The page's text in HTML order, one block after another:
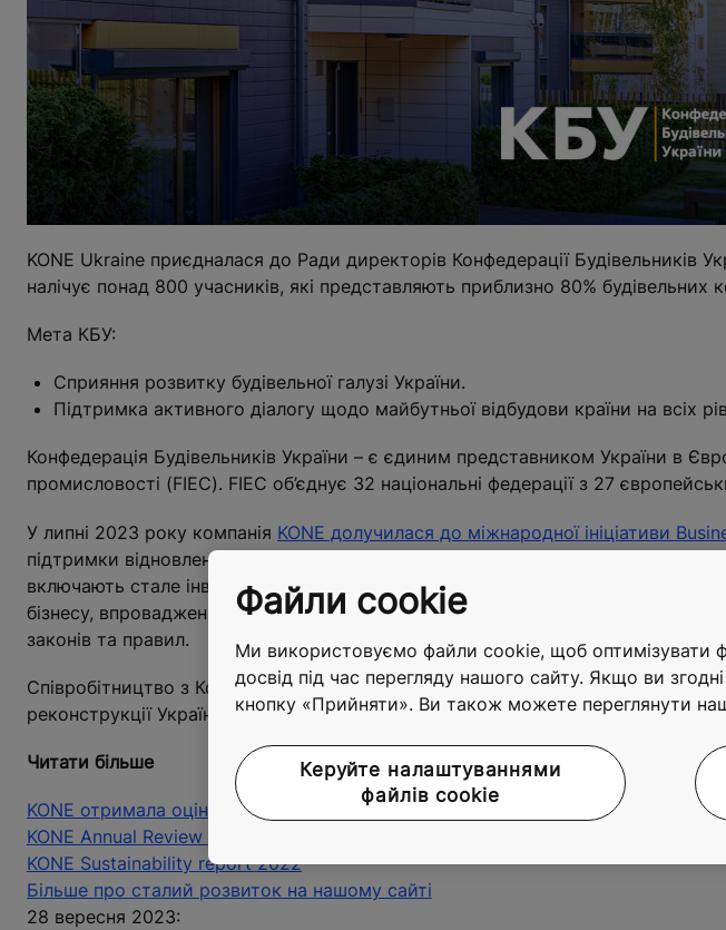
KONE Ukraine приєдналася до Ради директорів Конфедерації Будівельників
налічує понад 800 учасників, які представляють приблизно 80% будівельних
Мета КБУ:
Сприяння розвитку будівельної галузі України.
Підтримка активного діалогу щодо майбутньої відбудови країни на всіх
Конфедерація Будівельників України – є єдиним представником України в
промисловості (FIEC). FIEC об’єднує 32 національні федерації з 27
У липні 2023 року компанія KONE долучилася до міжнародної ініціативи
підтримки відновлення України. Цією угодою компанія KONE приєдналася до
включають стале інвестування та поводження, соціальну відповідальність,
бізнесу, впровадження найкращих практик корпоративного управління та
законів та правил.
Співробітництво з Конфедерацією Будівельників України засвідчує
реконструкції України.
Читати більше
KONE отримала оцінку "А" за ефективність у боротьбі зі зміною клімату
KONE Annual Review 2023
KONE Sustainability report 2022
Більше про сталий розвиток на нашому сайті
28 вересня 2023:
Файли cookie
Ми використовуємо файли cookie, щоб оптимізувати
досвід під час перегляду нашого сайту. Якщо ви
кнопку «Прийняти». Ви також можете переглянути
Керуйте налаштуваннями
файлів cookie